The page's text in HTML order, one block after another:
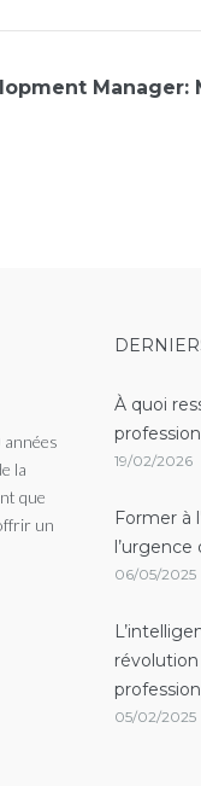
Manager:
années
la
que
un
À quoi
19/02/2026
Former à
l’urgence
06/05/2025
05/02/2025